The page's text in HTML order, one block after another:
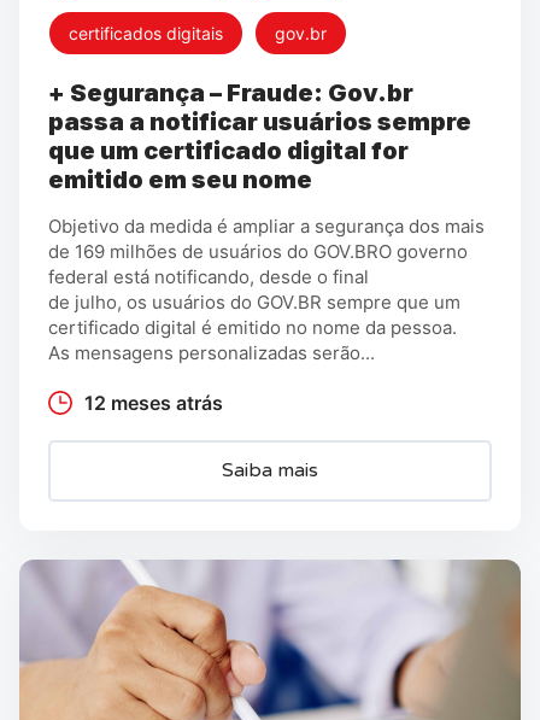
certificados digitais gov.br
+ Segurança – Fraude: Gov.br
passa a notificar usuários sempre
que um certificado digital for
emitido em seu nome
Objetivo da medida é ampliar a segurança dos mais
de 169 milhões de usuários do GOV.BRO governo
federal está notificando, desde o final
de julho, os usuários do GOV.BR sempre que um
certificado digital é emitido no nome da pessoa.
As mensagens personalizadas serão...
12 meses atrás
Saiba mais